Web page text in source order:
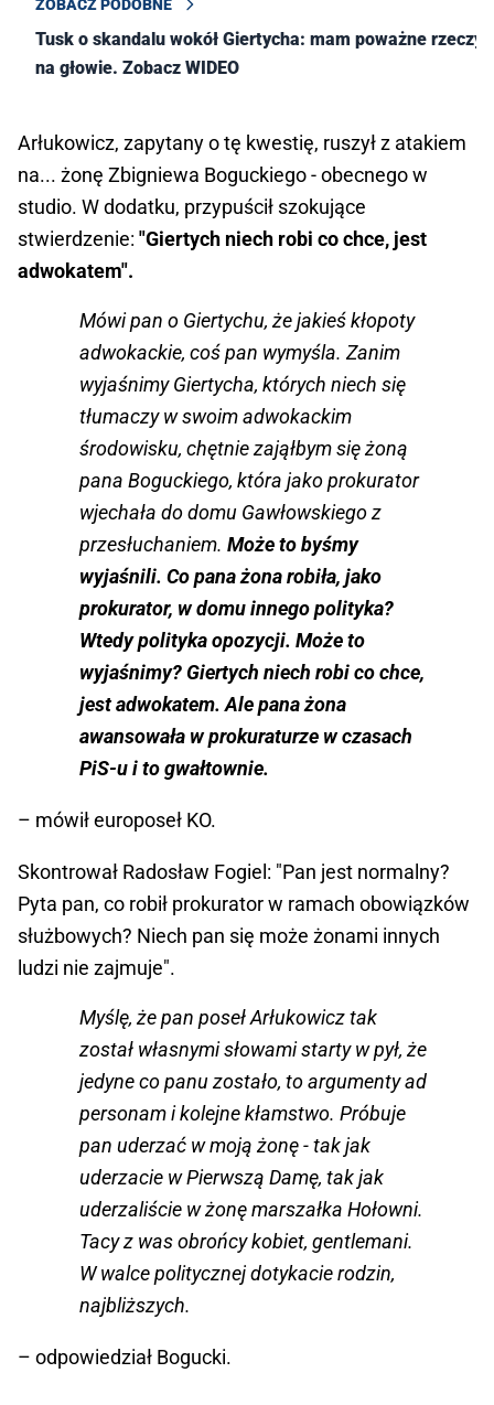
ZOBACZ PODOBNE
Tusk o skandalu wokół Giertycha: mam poważne rzeczy
na głowie. Zobacz WIDEO
Arłukowicz, zapytany o tę kwestię, ruszył z atakiem
na... żonę Zbigniewa Boguckiego - obecnego w
studio. W dodatku, przypuścił szokujące
stwierdzenie: "Giertych niech robi co chce, jest
adwokatem".
Mówi pan o Giertychu, że jakieś kłopoty
adwokackie, coś pan wymyśla. Zanim
wyjaśnimy Giertycha, których niech się
tłumaczy w swoim adwokackim
środowisku, chętnie zająłbym się żoną
pana Boguckiego, która jako prokurator
wjechała do domu Gawłowskiego z
przesłuchaniem. Może to byśmy
wyjaśnili. Co pana żona robiła, jako
prokurator, w domu innego polityka?
Wtedy polityka opozycji. Może to
wyjaśnimy? Giertych niech robi co chce,
jest adwokatem. Ale pana żona
awansowała w prokuraturze w czasach
PiS-u i to gwałtownie.
– mówił europoseł KO.
Skontrował Radosław Fogiel: "Pan jest normalny?
Pyta pan, co robił prokurator w ramach obowiązków
służbowych? Niech pan się może żonami innych
ludzi nie zajmuje".
Myślę, że pan poseł Arłukowicz tak
został własnymi słowami starty w pył, że
jedyne co panu zostało, to argumenty ad
personam i kolejne kłamstwo. Próbuje
pan uderzać w moją żonę - tak jak
uderzacie w Pierwszą Damę, tak jak
uderzaliście w żonę marszałka Hołowni.
Tacy z was obrońcy kobiet, gentlemani.
W walce politycznej dotykacie rodzin,
najbliższych.
– odpowiedział Bogucki.